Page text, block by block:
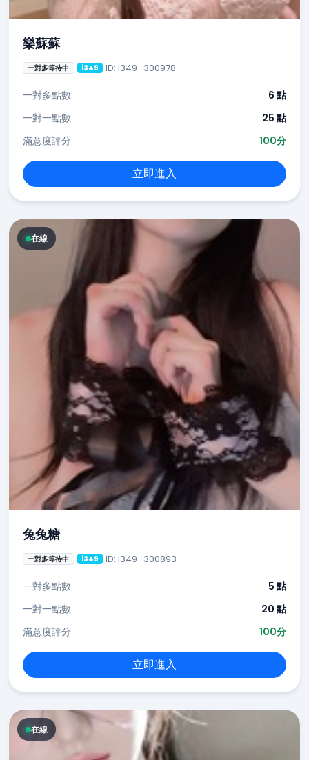
樂蘇蘇
一對多等待中 i349 ID: i349_300978
一對多點數
6 點
一對一點數
25 點
滿意度評分
100分
立即進入
在線
兔兔糖
一對多等待中 i349 ID: i349_300893
一對多點數
5 點
一對一點數
20 點
滿意度評分
100分
立即進入
在線